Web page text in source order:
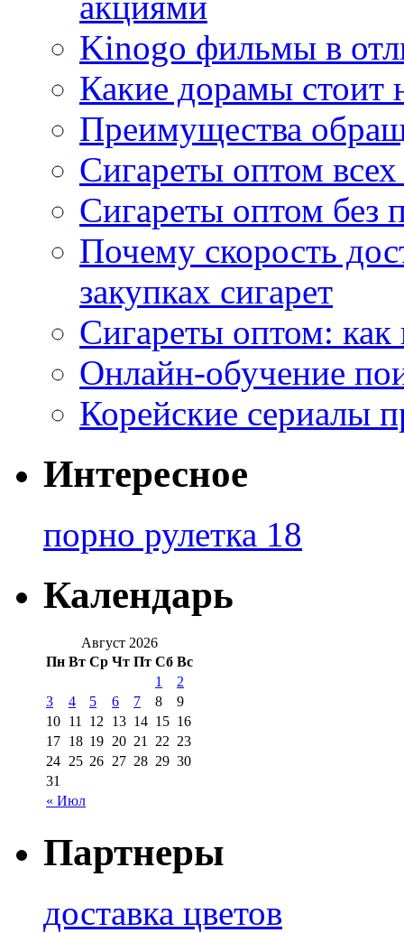
Kinogo фильмы в
Какие дорамы стоит
Преимущества
Сигареты оптом
Сигареты оптом без
Почему скорость
закупках сигарет
Сигареты оптом:
Онлайн-обучение
Корейские сериалы
Интересное
порно рулетка 18
Календарь
Август 2026
Пн Вт Ср Чт Пт Сб Вс
« Июл
1
2
3
4 5 6 7 8
9
10 11 12 13 14 15 16
17 18 19 20 21 22 23
24 25 26 27 28 29 30
31
Партнеры
доставка цветов